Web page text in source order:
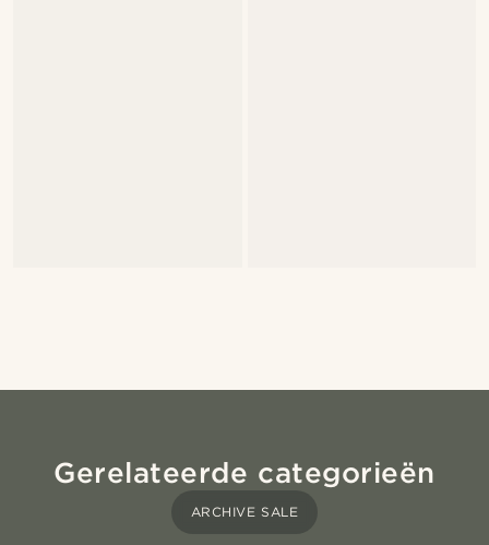
Gerelateerde categorieën
ARCHIVE SALE